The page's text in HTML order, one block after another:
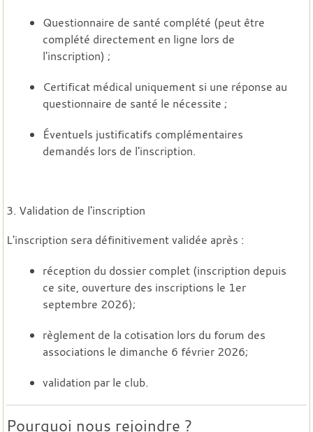
Questionnaire de santé complété (peut être
complété directement en ligne lors de
l'inscription) ;
Certificat médical uniquement si une réponse au
questionnaire de santé le nécessite ;
Éventuels justificatifs complémentaires
demandés lors de l'inscription.
3. Validation de l'inscription
L'inscription sera définitivement validée après :
réception du dossier complet (inscription depuis
ce site, ouverture des inscriptions le 1er
septembre 2026);
règlement de la cotisation lors du forum des
associations le dimanche 6 février 2026;
validation par le club.
Pourquoi nous rejoindre ?